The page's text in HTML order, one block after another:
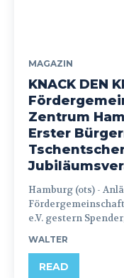
MAGAZIN
KNACK DEN
Zentrum
Erster
Hamburg (ots) - Anlässlich ihres 50. Jubiläums lud die
e.V. gestern
WALTER
READ